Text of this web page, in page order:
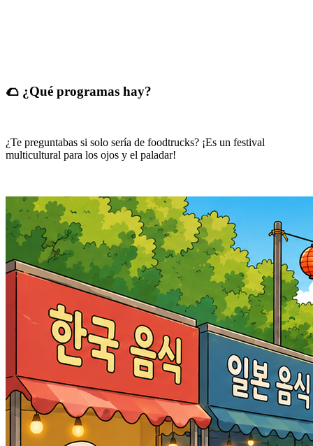
🌮 ¿Qué programas hay?
¿Te preguntabas si solo sería de foodtrucks? ¡Es un festival
multicultural para los ojos y el paladar!